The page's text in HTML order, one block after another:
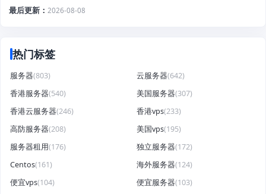
最后更新
2026-08-08
热门标签
服务器(803) 云服务器(642)
香港服务器(540) 美国服务器(307)
香港云服务器(246) 香港vps(233)
高防服务器(208) 美国vps(195)
服务器租用(176) 独立服务器(172)
Centos(161) 海外服务器(124)
便宜vps(104) 便宜服务器(103)